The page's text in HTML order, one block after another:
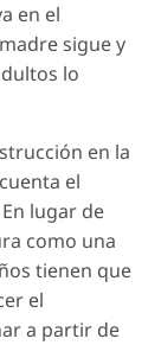
en el
sigue y
lo
en la
el
lugar de
como una
tienen que
el
a partir de